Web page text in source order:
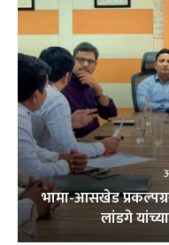
भामा-आसखेड
लांडगे